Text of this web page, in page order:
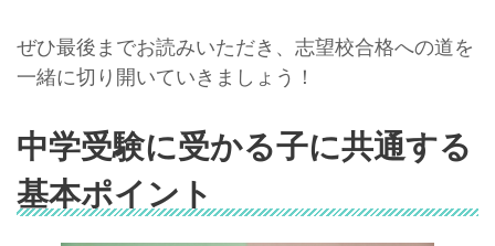
ぜひ最後までお読みいただき、志望校合格への道を
一緒に切り開いていきましょう！
中学受験に受かる子に共通する
基本ポイント